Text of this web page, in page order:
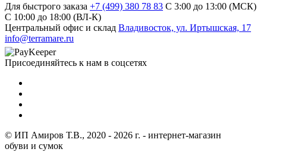
Для быстрого заказа +7 (499) 380 78 83 С 3:00 до 13:00 (МСК)
C 10:00 до 18:00 (ВЛ-К)
Центральный офис и склад Владивосток, ул. Иртышская, 17
info@terramare.ru
Присоединяйтесь к нам в соцсетях
© ИП Амиров Т.В., 2020 - 2026 г. - интернет-магазин
обуви и сумок